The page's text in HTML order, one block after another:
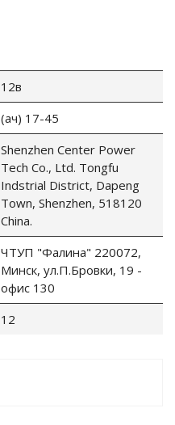
12в
(ач) 17-45
Shenzhen Center Power
Tech Co., Ltd. Tongfu
Indstrial District, Dapeng
Town, Shenzhen, 518120
China.
ЧТУП "Фалина" 220072,
Минск, ул.П.Бровки, 19 -
офис 130
12